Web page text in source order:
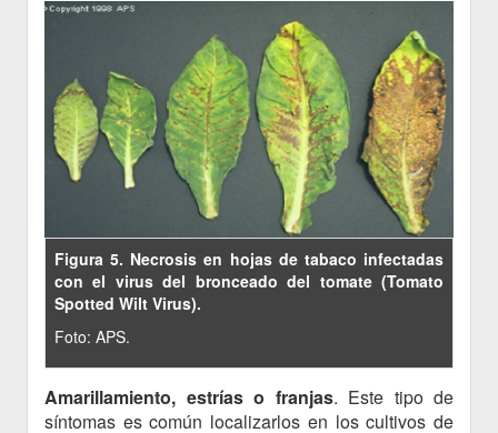
Figura 5. Necrosis en hojas de tabaco infectadas
con el virus del bronceado del tomate (Tomato
Spotted Wilt Virus).
Foto: APS.
Amarillamiento, estrías o franjas. Este tipo de
síntomas es común localizarlos en los cultivos de